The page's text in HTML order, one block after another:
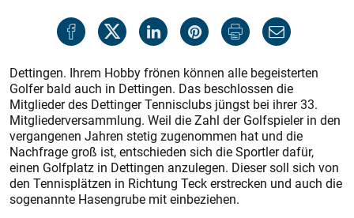
Dettingen. Ihrem Hobby frönen können alle begeisterten
Golfer bald auch in Dettingen. Das beschlossen die
Mitglieder des Dettinger Tennisclubs jüngst bei ihrer 33.
Mitgliederversammlung. Weil die Zahl der Golfspieler in den
vergangenen Jahren stetig zugenommen hat und die
Nachfrage groß ist, entschieden sich die Sportler dafür,
einen Golfplatz in Dettingen anzulegen. Dieser soll sich von
den Tennisplätzen in Richtung Teck erstrecken und auch die
sogenannte Hasengrube mit einbeziehen.